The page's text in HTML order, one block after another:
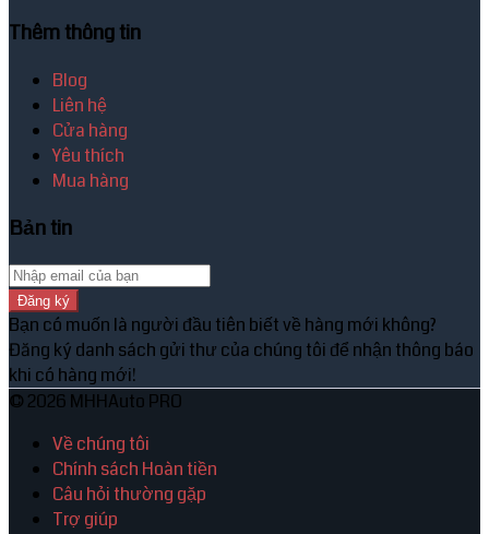
Thêm thông tin
Blog
Liên hệ
Cửa hàng
Yêu thích
Mua hàng
Bản tin
Đăng ký
Bạn có muốn là người đầu tiên biết về hàng mới không?
Đăng ký danh sách gửi thư của chúng tôi để nhận thông báo
khi có hàng mới!
© 2026 MHHAuto PRO
Về chúng tôi
Chính sách Hoàn tiền
Câu hỏi thường gặp
Trợ giúp